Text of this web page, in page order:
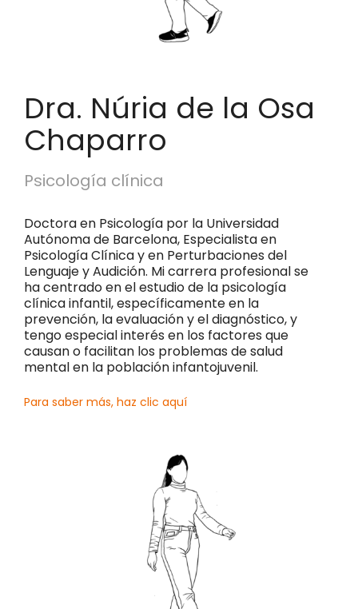
Dra. Núria de la Osa
Chaparro
Psicología clínica
Doctora en Psicología por la Universidad
Autónoma de Barcelona, Especialista en
Psicología Clínica y en Perturbaciones del
Lenguaje y Audición. Mi carrera profesional se
ha centrado en el estudio de la psicología
clínica infantil, específicamente en la
prevención, la evaluación y el diagnóstico, y
tengo especial interés en los factores que
causan o facilitan los problemas de salud
mental en la población infantojuvenil.
Para saber más, haz clic aquí